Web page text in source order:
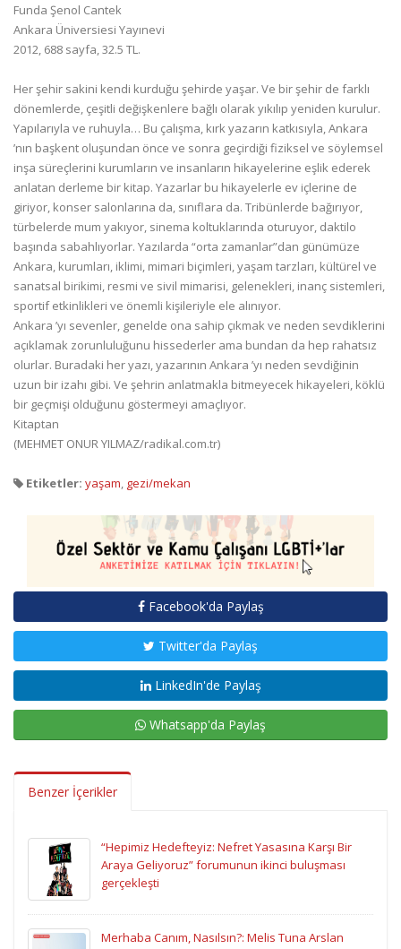
Funda Şenol Cantek
Ankara Üniversiesi Yayınevi
2012, 688 sayfa, 32.5 TL.
Her şehir sakini kendi kurduğu şehirde yaşar. Ve bir şehir de farklı
dönemlerde, çeşitli değişkenlere bağlı olarak yıkılıp yeniden kurulur.
Yapılarıyla ve ruhuyla… Bu çalışma, kırk yazarın katkısıyla, Ankara
’nın başkent oluşundan önce ve sonra geçirdiği fiziksel ve söylemsel
inşa süreçlerini kurumların ve insanların hikayelerine eşlik ederek
anlatan derleme bir kitap. Yazarlar bu hikayelerle ev içlerine de
giriyor, konser salonlarına da, sınıflara da. Tribünlerde bağırıyor,
türbelerde mum yakıyor, sinema koltuklarında oturuyor, daktilo
başında sabahlıyorlar. Yazılarda “orta zamanlar”dan günümüze
Ankara, kurumları, iklimi, mimari biçimleri, yaşam tarzları, kültürel ve
sanatsal birikimi, resmi ve sivil mimarisi, gelenekleri, inanç sistemleri,
sportif etkinlikleri ve önemli kişileriyle ele alınıyor.
Ankara ’yı sevenler, genelde ona sahip çıkmak ve neden sevdiklerini
açıklamak zorunluluğunu hissederler ama bundan da hep rahatsız
olurlar. Buradaki her yazı, yazarının Ankara ’yı neden sevdiğinin
uzun bir izahı gibi. Ve şehrin anlatmakla bitmeyecek hikayeleri, köklü
bir geçmişi olduğunu göstermeyi amaçlıyor.
Kitaptan
(MEHMET ONUR YILMAZ/radikal.com.tr)
Etiketler: yaşam gezi/mekan
Facebook'da Paylaş
Twitter'da Paylaş
LinkedIn'de Paylaş
Whatsapp'da Paylaş
Benzer İçerikler
“Hepimiz Hedefteyiz: Nefret Yasasına Karşı Bir
Araya Geliyoruz” forumunun ikinci buluşması
gerçekleşti
Merhaba Canım, Nasılsın?: Melis Tuna Arslan